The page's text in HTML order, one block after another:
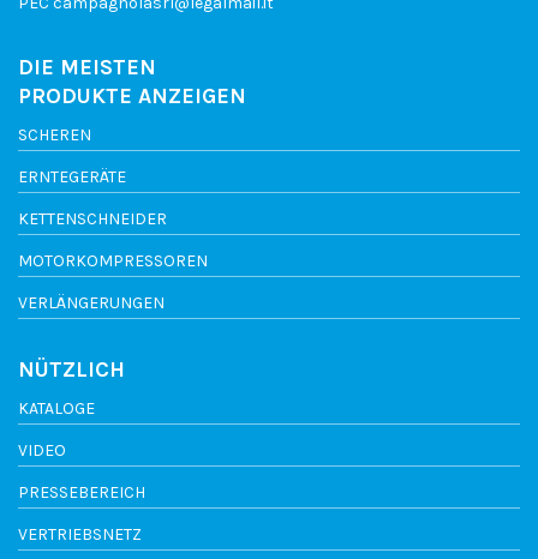
DIE MEISTEN
PRODUKTE ANZEIGEN
SCHEREN
ERNTEGERÄTE
KETTENSCHNEIDER
MOTORKOMPRESSOREN
VERLÄNGERUNGEN
NÜTZLICH
KATALOGE
VIDEO
PRESSEBEREICH
VERTRIEBSNETZ